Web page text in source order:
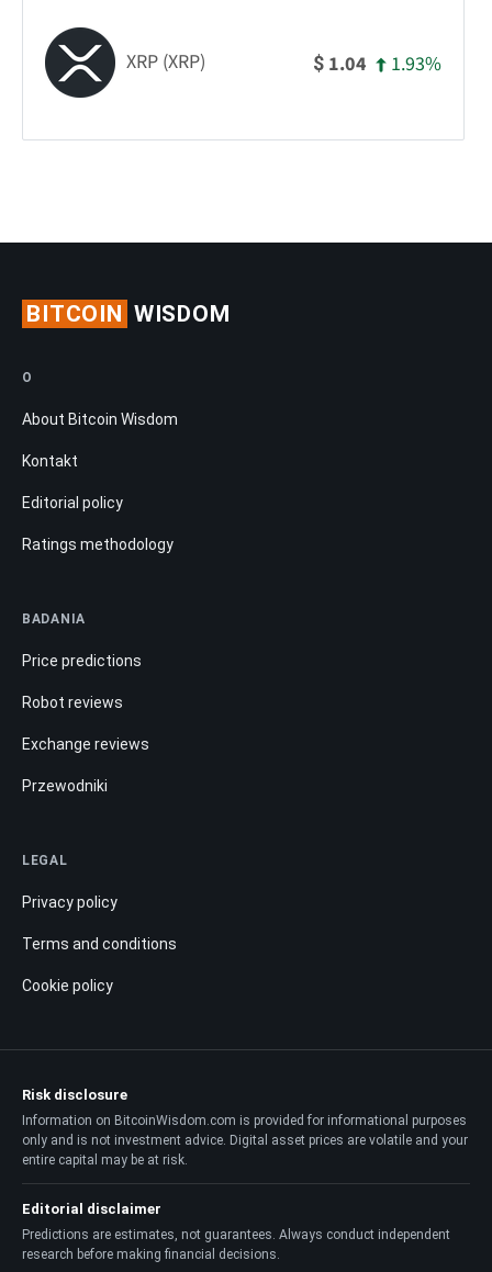
XRP (XRP) $ 1.04 1.93%
BITCOIN WISDOM
O
About Bitcoin Wisdom
Kontakt
Editorial policy
Ratings methodology
BADANIA
Price predictions
Robot reviews
Exchange reviews
Przewodniki
LEGAL
Privacy policy
Terms and conditions
Cookie policy
Risk disclosure
Information on BitcoinWisdom.com is provided for informational purposes
only and is not investment advice. Digital asset prices are volatile and your
entire capital may be at risk.
Editorial disclaimer
Predictions are estimates, not guarantees. Always conduct independent
research before making financial decisions.